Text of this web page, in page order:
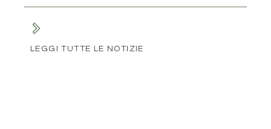
LEGGI TUTTE LE NOTIZIE